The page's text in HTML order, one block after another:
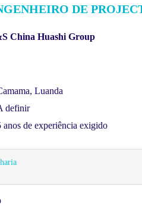
DE
China Huashi Group
Luanda
definir
anos de experiência exigido